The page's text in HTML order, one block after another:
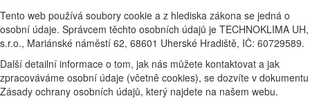
Tento web používá soubory cookie a z hlediska zákona se jedná o
osobní údaje. Správcem těchto osobních údajů je TECHNOKLIMA UH,
s.r.o., Mariánské náměstí 62, 68601 Uherské Hradiště, IČ: 60729589.
Další detailní informace o tom, jak nás můžete kontaktovat a jak
zpracováváme osobní údaje (včetně cookies), se dozvíte v dokumentu
Zásady ochrany osobních údajů, který najdete na našem webu.